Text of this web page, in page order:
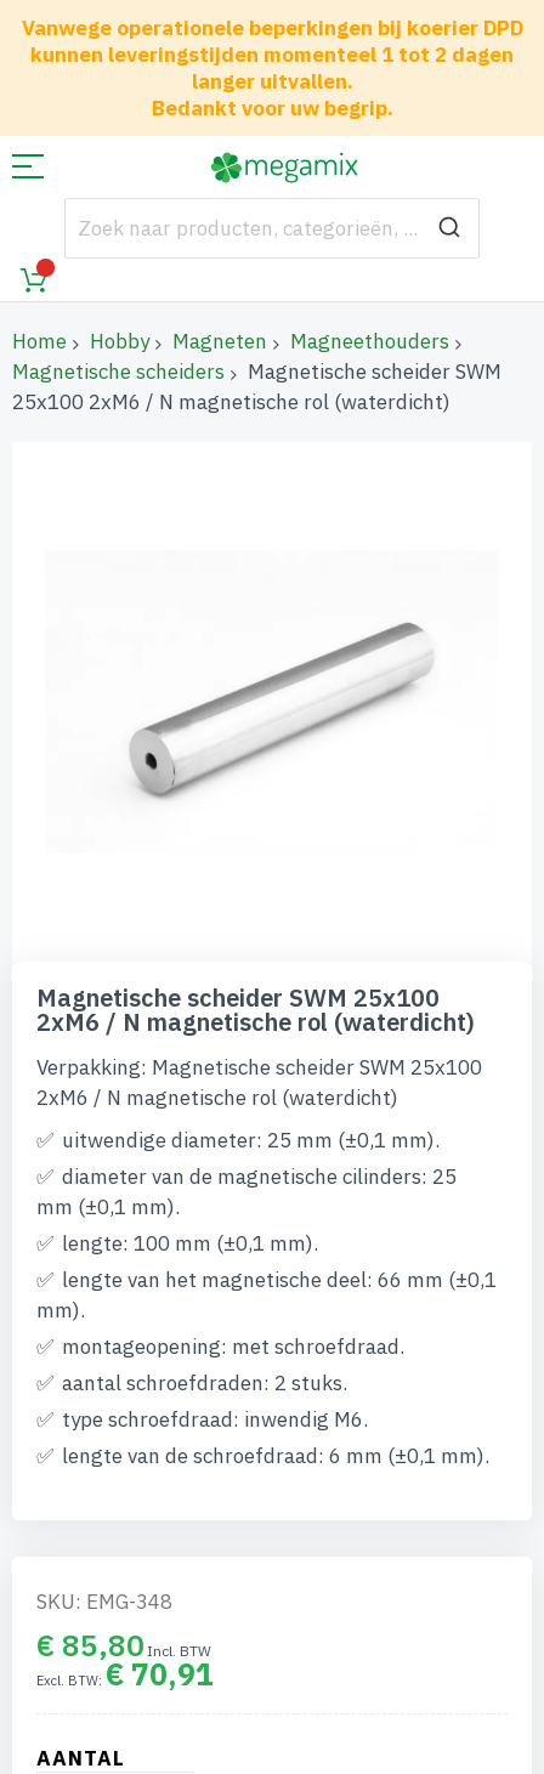
Vanwege operationele beperkingen bij koerier DPD
kunnen leveringstijden momenteel 1 tot 2 dagen
langer uitvallen.
Bedankt voor uw begrip.
Home Hobby Magneten
Magneethouders
Magnetische scheiders
Magnetische scheider SWM
25x100 2xM6 / N magnetische rol (waterdicht)
naar
begin
afbeeldingen-
Magnetische scheider SWM 25x100
2xM6 / N magnetische rol (waterdicht)
Verpakking: Magnetische scheider SWM 25x100
2xM6 / N magnetische rol (waterdicht)
uitwendige diameter: 25 mm (±0,1 mm).
diameter van de magnetische cilinders: 25
mm (±0,1 mm).
lengte: 100 mm (±0,1 mm).
lengte van het magnetische deel: 66 mm (±0,1
mm).
montageopening: met schroefdraad.
aantal schroefdraden: 2 stuks.
type schroefdraad: inwendig M6.
lengte van de schroefdraad: 6 mm (±0,1 mm).
SKU: EMG-348
€ 85,80
€ 70,91
AANTAL